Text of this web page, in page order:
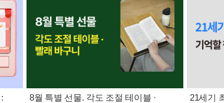
8월 특별 선물. 각도 조절 테이블 ·
21세기